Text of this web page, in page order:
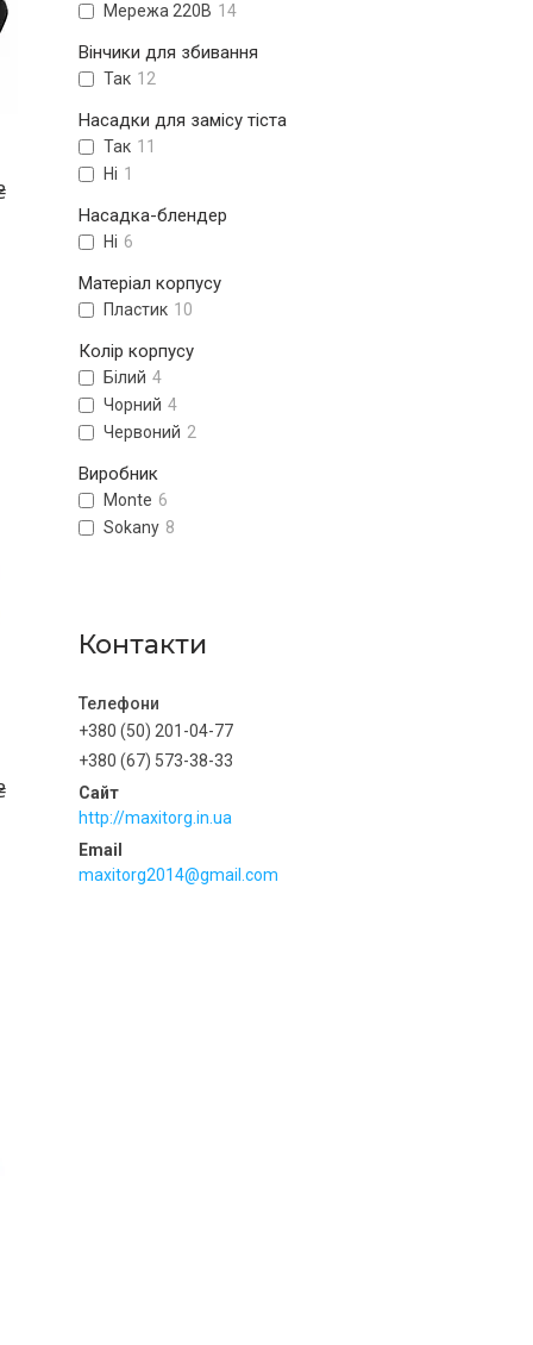
Мережа 220В 14
Вінчики для збивання
Так 12
Насадки для замісу тіста
Так 11
Ні 1
Насадка-блендер
Ні 6
Матеріал корпусу
Пластик 10
Колір корпусу
Білий 4
Чорний 4
Червоний 2
Виробник
Monte 6
Sokany 8
Контакти
+380 (50) 201-04-77
+380 (67) 573-38-33
http://maxitorg.in.ua
maxitorg2014@gmail.com